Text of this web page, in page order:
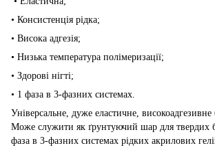
• Консистенція рідка;
• Висока адгезія;
• Низька температура полімеризації;
• Здорові нігті;
• 1 фаза в 3-фазних системах.
Універсальне, дуже еластичне, високоадгезивне
Може служити як ґрунтуючий шар для твердих
фаза в 3-фазних системах рідких акрилових